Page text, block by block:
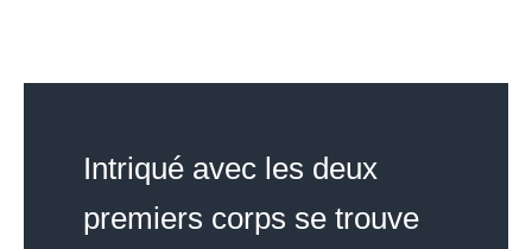
Intriqué avec les deux
premiers corps se trouve